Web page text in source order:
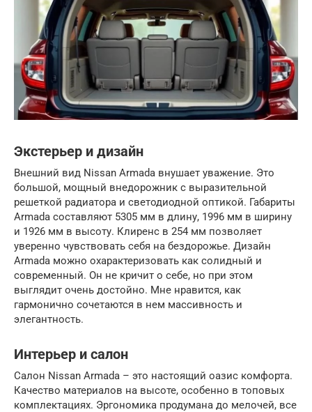
Экстерьер и дизайн
Внешний вид Nissan Armada внушает уважение. Это
большой, мощный внедорожник с выразительной
решеткой радиатора и светодиодной оптикой. Габариты
Armada составляют 5305 мм в длину, 1996 мм в ширину
и 1926 мм в высоту. Клиренс в 254 мм позволяет
уверенно чувствовать себя на бездорожье. Дизайн
Armada можно охарактеризовать как солидный и
современный. Он не кричит о себе, но при этом
выглядит очень достойно. Мне нравится, как
гармонично сочетаются в нем массивность и
элегантность.
Интерьер и салон
Салон Nissan Armada – это настоящий оазис комфорта.
Качество материалов на высоте, особенно в топовых
комплектациях. Эргономика продумана до мелочей, все